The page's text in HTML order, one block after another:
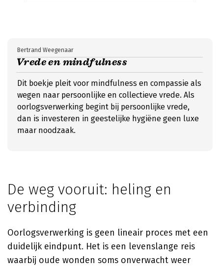
Vrede en mindfulness
Bertrand Weegenaar
Dit boekje pleit voor mindfulness en compassie als
wegen naar persoonlijke en collectieve vrede. Als
oorlogsverwerking begint bij persoonlijke vrede,
dan is investeren in geestelijke hygiëne geen luxe
maar noodzaak.
De weg vooruit: heling en
verbinding
Oorlogsverwerking is geen lineair proces met een
duidelijk eindpunt. Het is een levenslange reis
waarbij oude wonden soms onverwacht weer